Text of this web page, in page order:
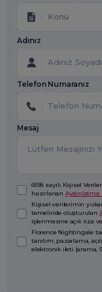
Konu
Adınız
Telefon Numaranız
Mesaj
6698 sayılı Kişisel
hazırlanan Aydınlatma
Kişisel verilerimin
temelinde oluşturulan
işlenmesine açık rıza
Florence Nightingale
tanıtım, pazarlama,
elektronik ileti (arama,